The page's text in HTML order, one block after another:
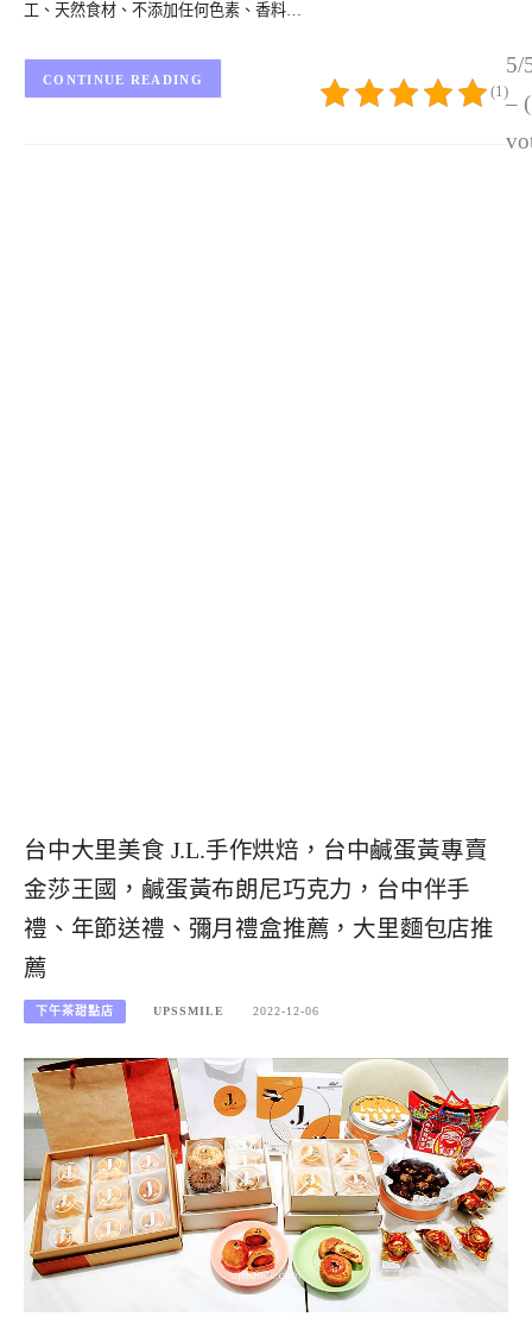
工、天然食材、不添加任何色素、香料…
5/
–
(1)
CONTINUE READING
台中大里美食 J.L.手作烘焙，台中鹹蛋黃專賣
金莎王國，鹹蛋黃布朗尼巧克力，台中伴手
禮、年節送禮、彌月禮盒推薦，大里麵包店推
薦
下午茶甜點店 UPSSMILE 2022-12-06